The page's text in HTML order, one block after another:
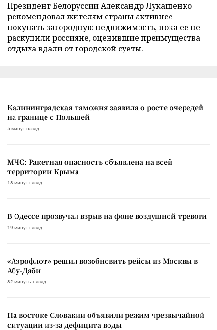
Президент Белоруссии Александр Лукашенко
рекомендовал жителям страны активнее
покупать загородную недвижимость, пока ее не
раскупили россияне, оценившие преимущества
отдыха вдали от городской суеты.
Калининградская таможня заявила о росте очередей
на границе с Польшей
5 минут назад
МЧС: Ракетная опасность объявлена на всей
территории Крыма
13 минут назад
В Одессе прозвучал взрыв на фоне воздушной тревоги
19 минут назад
«Аэрофлот» решил возобновить рейсы из Москвы в
Абу-Даби
32 минуты назад
На востоке Словакии объявили режим чрезвычайной
ситуации из-за дефицита воды